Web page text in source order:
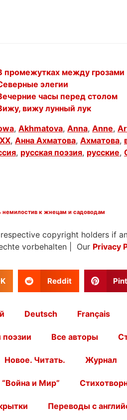
промежутках между грозами
элегии
часы перед столом
вижу лунный лук
, Akhmatova, Anna, Anne,
XX, Анна Ахматова, Ахматова,
, русская поэзия, русские,
немилостив к жнецам и садоводам
copyright holders if
vorbehalten | Our Privacy
Reddit
Deutsch Français
поэзии Все авторы
Новое. Читать. Журнал
и Мир”
Переводы с